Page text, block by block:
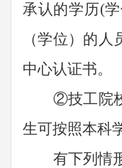
承认的学历(
（学位）的
中心认证书。
②技工院
生可按照本科
有下列情